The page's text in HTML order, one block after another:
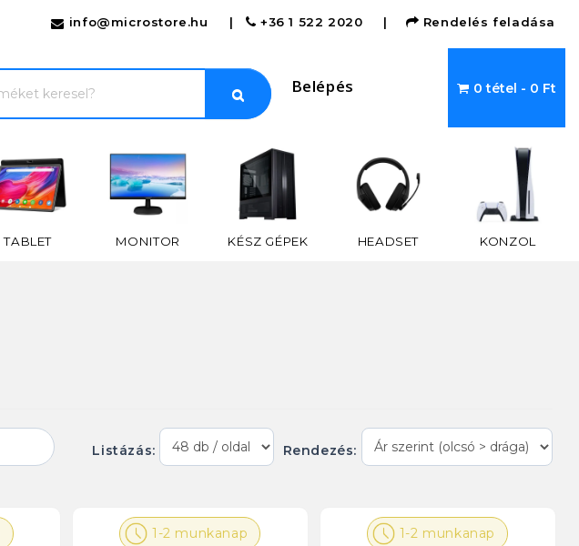
info@microstore.hu | +36 1 522 2020 | Rendelés feladása
Belépés 0 tétel - 0 Ft
TABLET MONITOR KÉSZ GÉPEK HEADSET KONZOL
Listázás: Rendezés:
1-2 munkanap 1-2 munkanap